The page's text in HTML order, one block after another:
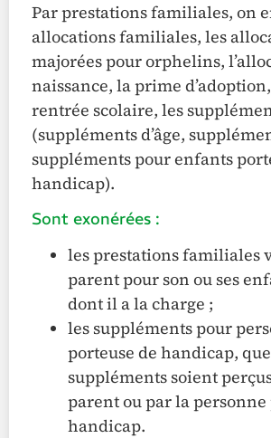
Par prestations familiales, on
allocations familiales, les
majorées pour orphelins,
naissance, la prime
rentrée scolaire, les
(suppléments d’âge,
suppléments pour enfants
handicap).
Sont exonérées :
les prestations familiales
parent pour son ou ses
dont il a la charge ;
les suppléments pour
porteuse de handicap,
suppléments soient
parent ou par la personne
handicap.